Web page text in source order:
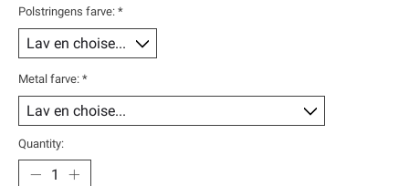
Polstringens farve: *
Metal farve: *
Quantity: